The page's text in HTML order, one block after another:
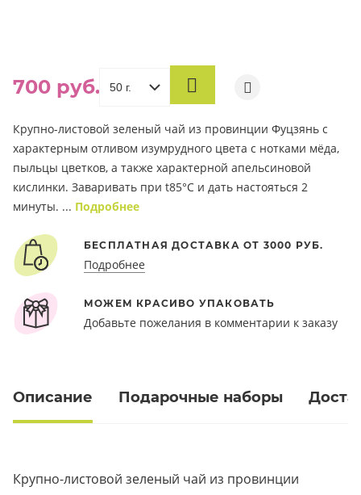
700 руб.
Крупно-листовой зеленый чай из провинции Фуцзянь с
характерным отливом изумрудного цвета с нотками мёда,
пыльцы цветков, а также характерной апельсиновой
кислинки. Заваривать при t85°С и дать настояться 2
минуты. ... Подробнее
БЕСПЛАТНАЯ ДОСТАВКА ОТ 3000 РУБ.
Подробнее
МОЖЕМ КРАСИВО УПАКОВАТЬ
Добавьте пожелания в комментарии к заказу
Описание Подарочные наборы
Крупно-листовой зеленый чай из провинции